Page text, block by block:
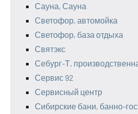
Сауна, Сауна
Светофор, автомойка
Светофор, база отдыха
Святэкс
Себург-Т,
Сервис 92
Сервисный центр
Сибирские бани, банно-